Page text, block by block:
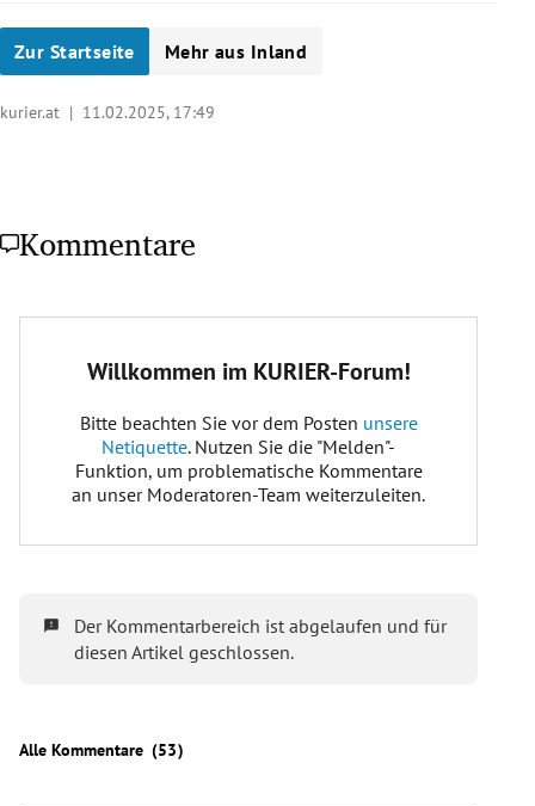
Zur Startseite Mehr aus Inland
kurier.at | 11.02.2025, 17:49
Kommentare